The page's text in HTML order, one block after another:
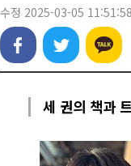
수정 2025-03-05 11:51:58
세 권의 책과